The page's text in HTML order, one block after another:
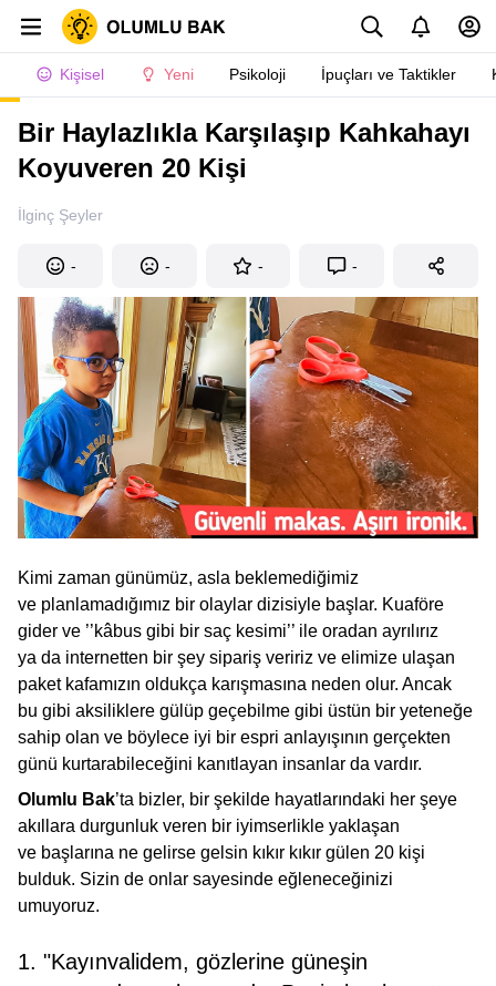
Kişisel Yeni Psikoloji İpuçları ve Taktikler
Bir Haylazlıkla Karşılaşıp Kahkahayı
Koyuveren 20 Kişi
İlginç Şeyler
- - - -
Kimi zaman günümüz, asla beklemediğimiz
ve planlamadığımız bir olaylar dizisiyle başlar. Kuaföre
gider ve ’’kâbus gibi bir saç kesimi’’ ile oradan ayrılırız
ya da internetten bir şey sipariş veririz ve elimize ulaşan
paket kafamızın oldukça karışmasına neden olur. Ancak
bu gibi aksiliklere gülüp geçebilme gibi üstün bir yeteneğe
sahip olan ve böylece iyi bir espri anlayışının gerçekten
günü kurtarabileceğini kanıtlayan insanlar da vardır.
Olumlu Bak’ta bizler, bir şekilde hayatlarındaki her şeye
akıllara durgunluk veren bir iyimserlikle yaklaşan
ve başlarına ne gelirse gelsin kıkır kıkır gülen 20 kişi
bulduk. Sizin de onlar sayesinde eğleneceğinizi
umuyoruz.
1. "Kayınvalidem, gözlerine güneşin